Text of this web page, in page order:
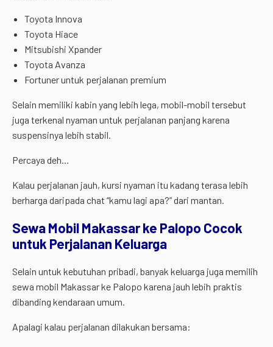
Toyota Innova
Toyota Hiace
Mitsubishi Xpander
Toyota Avanza
Fortuner untuk perjalanan premium
Selain memiliki kabin yang lebih lega, mobil-mobil tersebut
juga terkenal nyaman untuk perjalanan panjang karena
suspensinya lebih stabil.
Percaya deh…
Kalau perjalanan jauh, kursi nyaman itu kadang terasa lebih
berharga daripada chat “kamu lagi apa?” dari mantan.
Sewa Mobil Makassar ke Palopo Cocok
untuk Perjalanan Keluarga
Selain untuk kebutuhan pribadi, banyak keluarga juga memilih
sewa mobil Makassar ke Palopo karena jauh lebih praktis
dibanding kendaraan umum.
Apalagi kalau perjalanan dilakukan bersama: